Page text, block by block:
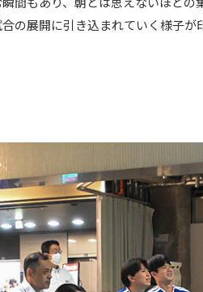
間もあり、朝とは思えないほど
の展開に引き込まれていく様子が